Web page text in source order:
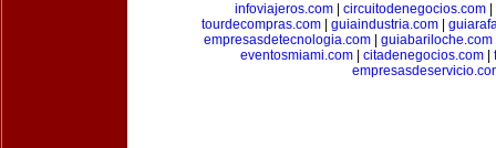
infoviajeros.com| circuitodenegocios.com|
tourdecompras.com| guiaindustria.com|
empresasdetecnologia.com| guiabariloche.com
eventosmiami.com
citadenegocios.com